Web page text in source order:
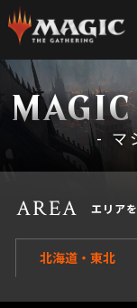
- マ
AREA エリア
北海道・東北